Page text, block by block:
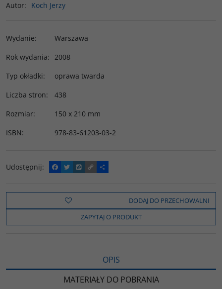
Autor: Koch Jerzy
Wydanie:
Warszawa
Rok wydania: 2008
Typ okładki:
oprawa twarda
Liczba stron:
438
Rozmiar:
150 x 210 mm
ISBN: 978-83-61203-03-2
Udostępnij:
F
a
e
o
k
T
w
t
t
e
W
y
o
C
o
y
i
n
k
P
o
z
e
l
s
DODAJ DO PRZECHOWALNI
ZAPYTAJ O PRODUKT
OPIS
MATERIAŁY DO POBRANIA